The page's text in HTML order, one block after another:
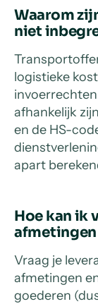
Waarom
niet
logistieke
afhankelijk
en de HS-
apart
Hoe kan ik
Vraag je
afmetingen
goederen